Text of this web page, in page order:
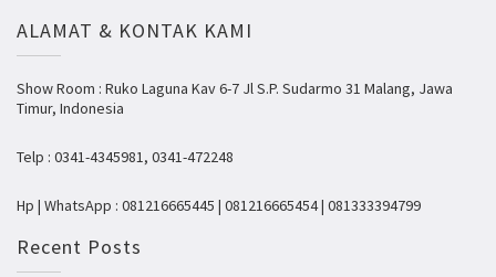
ALAMAT & KONTAK KAMI
Show Room : Ruko Laguna Kav 6-7 Jl S.P. Sudarmo 31 Malang, Jawa
Timur, Indonesia
Telp : 0341-4345981, 0341-472248
Hp | WhatsApp : 081216665445 | 081216665454 | 081333394799
Recent Posts